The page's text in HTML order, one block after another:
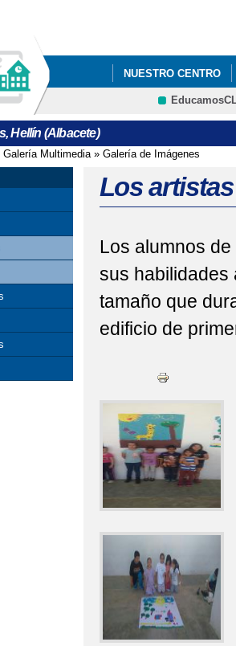
NUESTRO CENTRO
Hellín (Albacete)
usted aquí
Galería Multimedia» Galería de Imágenes
Los artistas
Los alumnos
sus habilidades
tamaño que
edificio de